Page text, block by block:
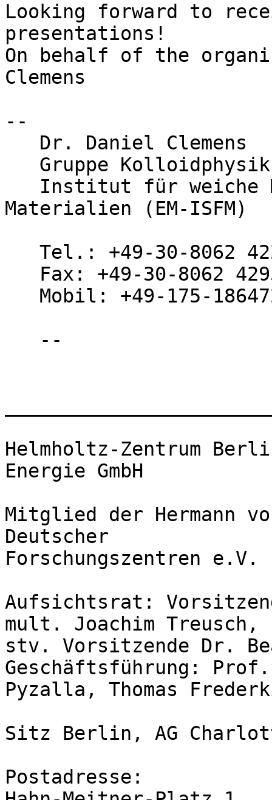
Looking forward to
presentations!
On behalf of the
Clemens
--
Materialien (EM-ISFM)
Helmholtz-Zentrum
Energie GmbH
Mitglied der Hermann
Deutscher
Forschungszentren e.V.
Aufsichtsrat:
mult. Joachim Treusch,
stv. Vorsitzende Dr.
Geschäftsführung:
Pyzalla, Thomas
Sitz Berlin, AG
Postadresse: